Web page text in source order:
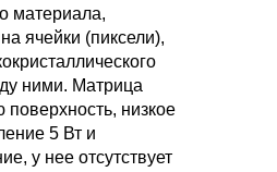
материала,
ячейки (пиксели),
ними. Матрица
поверхность, низкое
5 Вт и
у нее отсутствует